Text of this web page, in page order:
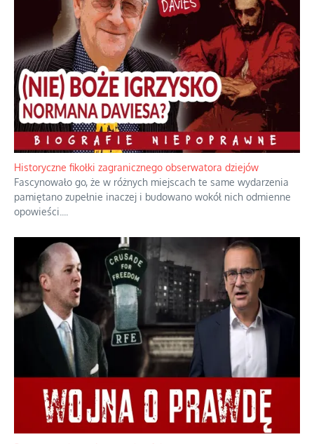
Rozważania o rodzinie przy zielonej herbacie
Rodzina to zbiór jednostek połączonych trwałymi, naturalnymi,
realnymi relacjami....
Historyczne fikołki zagranicznego obserwatora dziejów
Fascynowało go, że w różnych miejscach te same wydarzenia
pamiętano zupełnie inaczej i budowano wokół nich odmienne